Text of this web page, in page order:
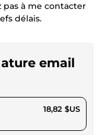
pas à me contacter
délais.
email
18,82 $US